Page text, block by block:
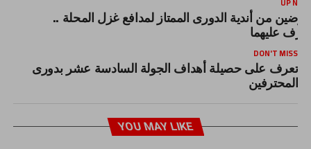
من أندية الدورى الممتاز لمدافع غزل المحلة ..
عليهما
DON'T MISS
تعرف على حصيلة أهداف الجولة السادسة عشر بدورى
المحترفين
YOU MAY LIKE